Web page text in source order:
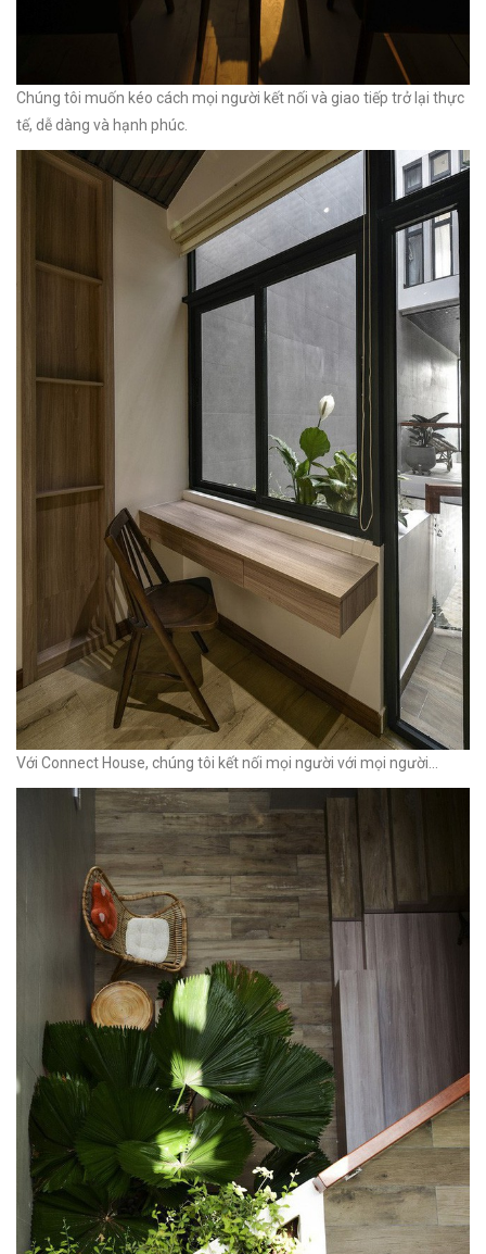
Chúng tôi muốn kéo cách mọi người kết nối và giao tiếp trở lại thực
tế, dễ dàng và hạnh phúc.
Với Connect House, chúng tôi kết nối mọi người với mọi người...